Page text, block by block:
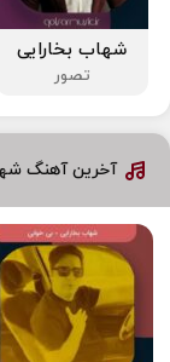
شهاب بخارایی
تصور
آخرین آهنگ